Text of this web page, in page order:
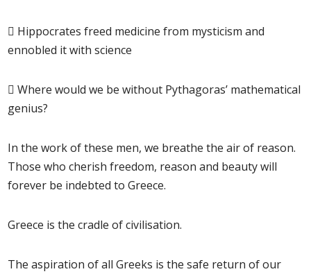
 Hippocrates freed medicine from mysticism and
ennobled it with science
 Where would we be without Pythagoras’ mathematical
genius?
In the work of these men, we breathe the air of reason.
Those who cherish freedom, reason and beauty will
forever be indebted to Greece.
Greece is the cradle of civilisation.
The aspiration of all Greeks is the safe return of our